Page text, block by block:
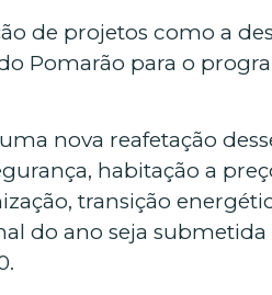
de projetos como a
Pomarão para o
nova reafetação
habitação a
transição
do ano seja